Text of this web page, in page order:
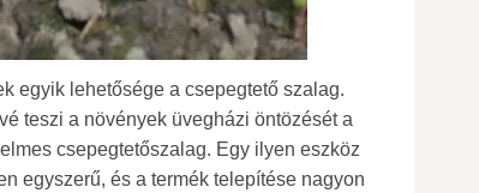
egyik lehetősége a csepegtető szalag.
teszi a növények üvegházi öntözését a
csepegtetőszalag. Egy ilyen eszköz
egyszerű, és a termék telepítése nagyon